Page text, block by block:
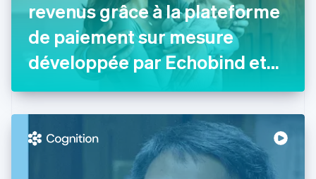
revenus grâce à la plateforme
de paiement sur mesure
développée par Echobind et
Stripe
English
Émirats arabes unis
English
Espagne
EspañolEnglish
English
États-Unis
Finlande